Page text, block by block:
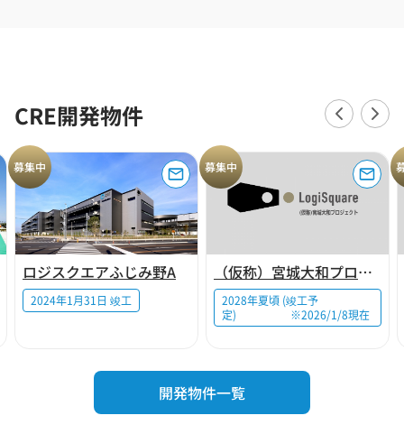
CRE開発物件
募集中
ロジスクエアふじみ野A
2024年1月31日 竣工
募集中
（仮称）宮城大和プロジェクト
2028年夏頃 (竣工予
定) ※2026/1/8現在
開発物件一覧